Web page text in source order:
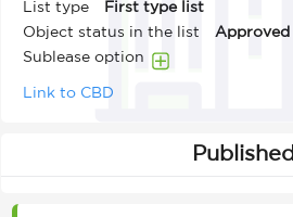
List type
First type list
Object status in the list
Approved
Sublease option
Link to CBD
Published